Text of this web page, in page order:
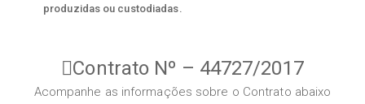
produzidas ou custodiadas.
Contrato Nº – 44727/2017
Acompanhe as informações sobre o Contrato abaixo